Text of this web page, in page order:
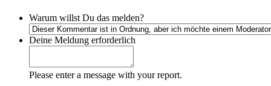
Warum willst Du das melden?
Deine Meldung erforderlich
Please enter a message with your report.